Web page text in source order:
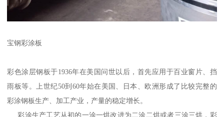
宝钢彩涂板
彩色涂层钢板于1936年在美国问世以后，首先应用于百业窗片、挡
雨板等。上世纪50到60年始在美国、日本、欧洲形成了比较完整的
彩涂钢板生产、加工产业，产量的稳定增长。
彩涂生产工艺从初的一涂一烘改进为二涂二烘或者三涂三烘，彩